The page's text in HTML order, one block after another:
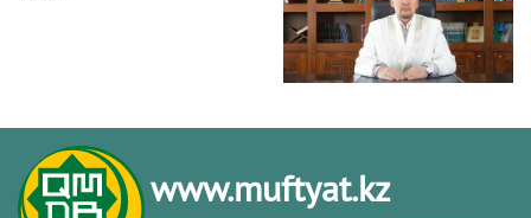
АБАЙ ОБЛЫСЫНЫҢ БАС ИМАМЫ
www.muftyat.kz